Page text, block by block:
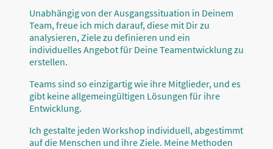
Unabhängig von der Ausgangssituation in Deinem
Team, freue ich mich darauf, diese mit Dir zu
analysieren, Ziele zu definieren und ein
individuelles Angebot für Deine Teamentwicklung zu
erstellen.
Teams sind so einzigartig wie ihre Mitglieder, und es
gibt keine allgemeingültigen Lösungen für ihre
Entwicklung.
Ich gestalte jeden Workshop individuell, abgestimmt
auf die Menschen und ihre Ziele. Meine Methoden